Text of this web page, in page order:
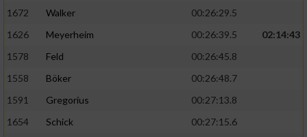
1672
Walker
00:26:29.5
1626
Meyerheim 00:26:39.5
02:14:43
1578
Feld
00:26:45.8
1558
Böker
00:26:48.7
1591
Gregorius
00:27:13.8
1654
Schick
00:27:15.6